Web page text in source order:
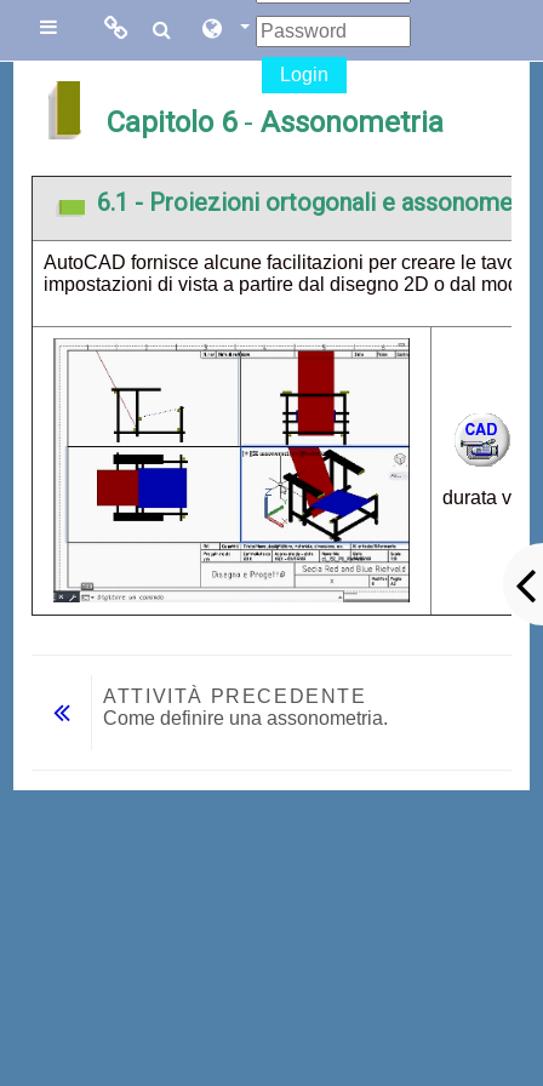
Links
Menu
Sito di Corsi in
Rete
Sito dei corsi
online di
AutoCAD
Links
collegati
Facebook
Blog Gasparini
Login
Capitolo 6 - Assonometria
6.1 - Proiezioni ortogonali e
AutoCAD fornisce alcune facilitazioni per creare le tavole
impostazioni di vista a partire dal disegno 2D o dal
durata
ATTIVITÀ PRECEDENTE
Come definire una assonometria.